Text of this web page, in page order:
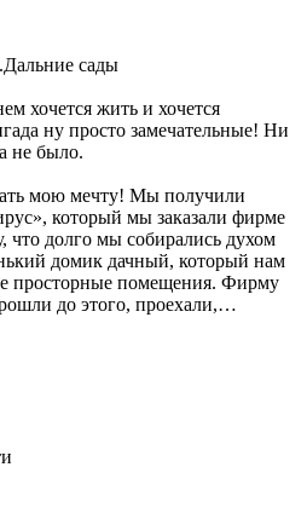
сады
хочется жить и хочется
ну просто замечательные! Ни
не было.
мою мечту! Мы получили
который мы заказали фирме
долго мы собирались духом
домик дачный, который нам
просторные помещения. Фирму
до этого, проехали,…